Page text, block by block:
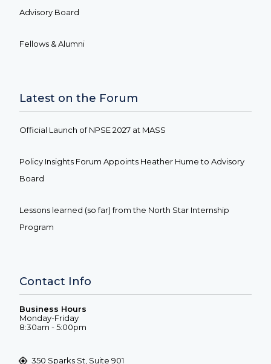
Advisory Board
Fellows & Alumni
Latest on the Forum
Official Launch of NPSE 2027 at MASS
Policy Insights Forum Appoints Heather Hume to Advisory
Board
Lessons learned (so far) from the North Star Internship
Program
Contact Info
Business Hours
Monday-Friday
8:30am - 5:00pm
350 Sparks St, Suite 901